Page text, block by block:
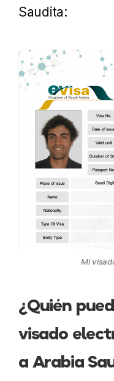
Internet y SIM
Más
Saudita:
Mi
¿Quién
visado
a Arabia